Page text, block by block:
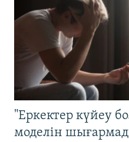
"Еркектер күйеу
моделін